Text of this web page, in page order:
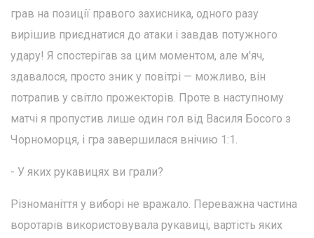
грав на позиції правого захисника, одного разу
вирішив приєднатися до атаки і завдав потужного
удару! Я спостерігав за цим моментом, але м'яч,
здавалося, просто зник у повітрі — можливо, він
потрапив у світло прожекторів. Проте в наступному
матчі я пропустив лише один гол від Василя Босого з
Чорноморця, і гра завершилася внічию 1:1.
- У яких рукавицях ви грали?
Різноманіття у виборі не вражало. Переважна частина
воротарів використовувала рукавиці, вартість яких